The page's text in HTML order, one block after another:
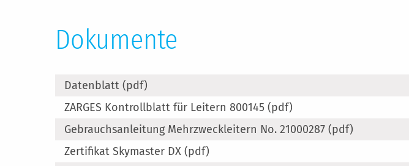
Dokumente
Datenblatt (pdf)
ZARGES Kontrollblatt für Leitern 800145 (pdf)
Gebrauchsanleitung Mehrzweckleitern No. 21000287 (pdf)
Zertifikat Skymaster DX (pdf)